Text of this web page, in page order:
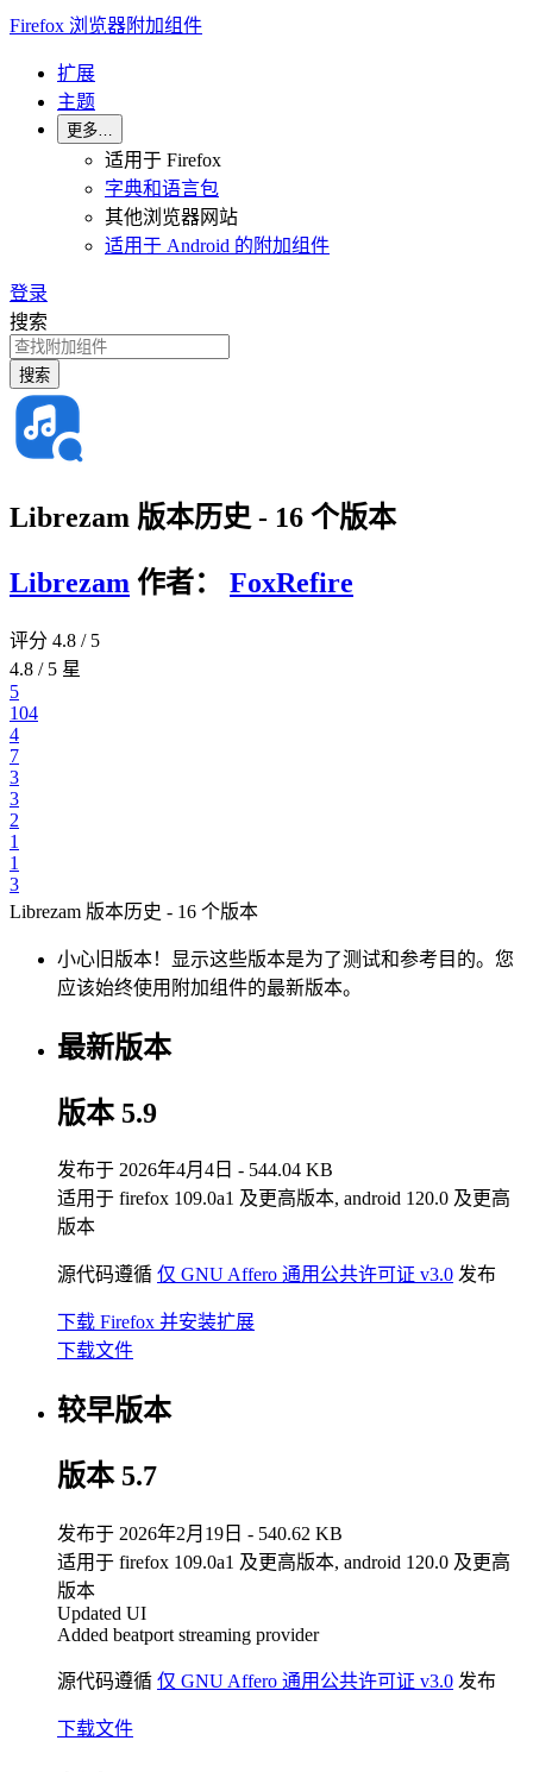
Firefox 浏览器附加组件
扩展
主题
更多…
适用于 Firefox
字典和语言包
其他浏览器网站
适用于 Android 的附加组件
登录
搜索
搜索
Librezam 版本历史 - 16 个版本
Librezam 作者： FoxRefire
评分 4.8 / 5
4.8 / 5 星
5
104
4
7
3
3
2
1
1
3
Librezam 版本历史 - 16 个版本
小心旧版本！显示这些版本是为了测试和参考目的。 您
应该始终使用附加组件的最新版本。
最新版本
版本 5.9
发布于 2026年4月4日 - 544.04 KB
适用于 firefox 109.0a1 及更高版本, android 120.0 及更高
版本
源代码遵循 仅 GNU Affero 通用公共许可证 v3.0 发布
下载 Firefox 并安装扩展
下载文件
较早版本
版本 5.7
发布于 2026年2月19日 - 540.62 KB
适用于 firefox 109.0a1 及更高版本, android 120.0 及更高
版本
Updated UI
Added beatport streaming provider
源代码遵循 仅 GNU Affero 通用公共许可证 v3.0 发布
下载文件